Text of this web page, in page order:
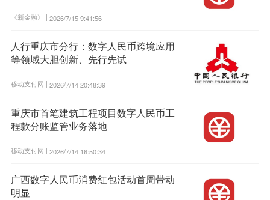
《新金融》 | 2026/7/15 9:41:56
人行重庆市分行：数字人民币跨境应用
等领域大胆创新、先行先试
移动支付网 | 2026/7/14 20:48:39
重庆市首笔建筑工程项目数字人民币工
程款分账监管业务落地
移动支付网 | 2026/7/14 16:50:34
广西数字人民币消费红包活动首周带动
明显